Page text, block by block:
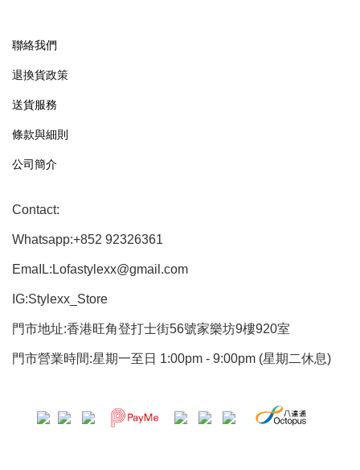
聯絡我們
退換貨政策
送貨服務
條款與細則
公司簡介
Contact:
Whatsapp:+852 92326361
EmaIL:Lofastylexx@gmail.com
IG:Stylexx_Store
門市地址:香港旺角登打士街56號家樂坊9樓920室
門市營業時間:星期一至日 1:00pm - 9:00pm (星期二休息)